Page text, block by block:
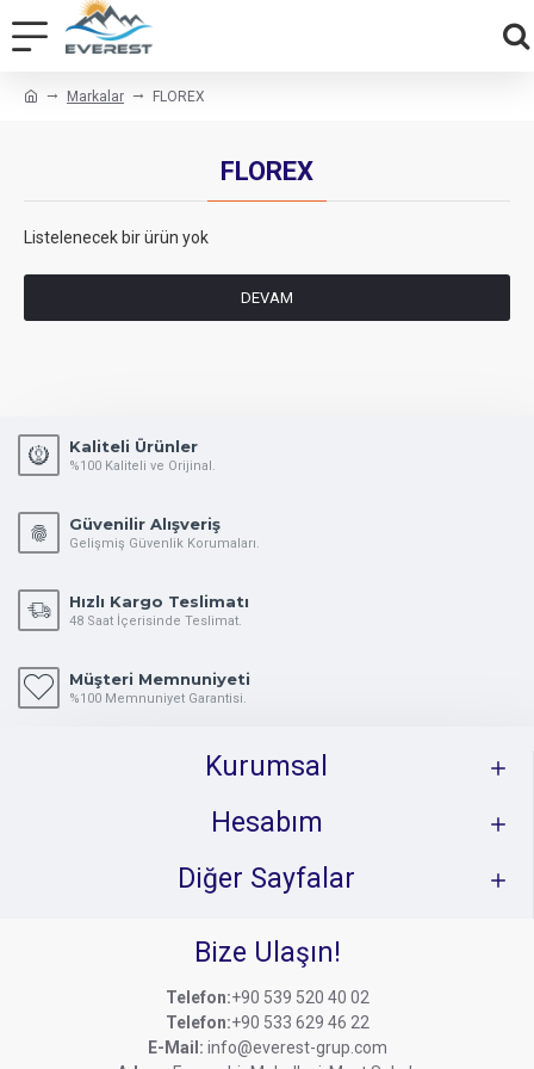
Markalar FLOREX
FLOREX
Listelenecek bir ürün yok
DEVAM
Kaliteli Ürünler
%100 Kaliteli ve Orijinal.
Güvenilir Alışveriş
Gelişmiş Güvenlik Korumaları.
Hızlı Kargo Teslimatı
48 Saat İçerisinde Teslimat.
Müşteri Memnuniyeti
%100 Memnuniyet Garantisi.
Kurumsal
Hesabım
Diğer Sayfalar
Bize Ulaşın!
Telefon:+90 539 520 40 02
Telefon:+90 533 629 46 22
E-Mail: info@everest-grup.com